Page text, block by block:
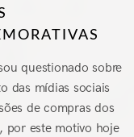
questionado sobre
das mídias sociais
de compras dos
por este motivo hoje